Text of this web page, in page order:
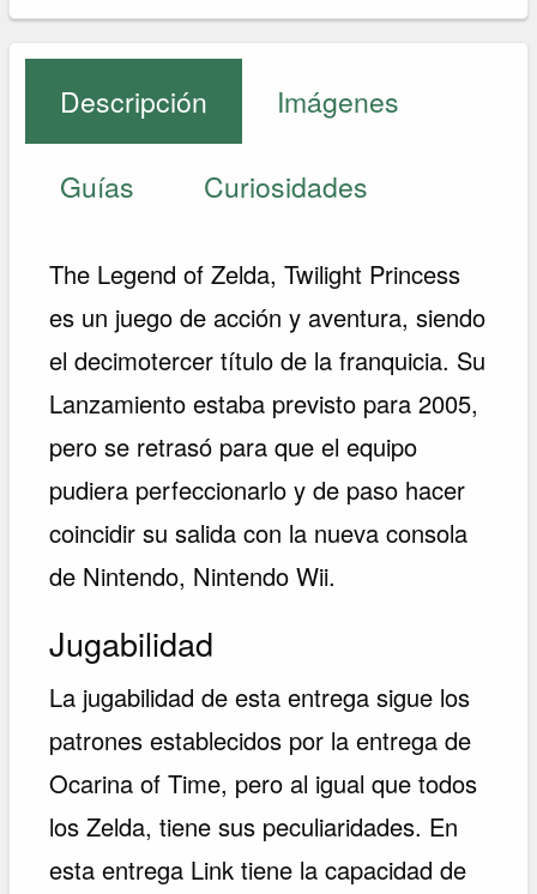
Descripción Imágenes
Guías Curiosidades
The Legend of Zelda, Twilight Princess
es un juego de acción y aventura, siendo
el decimotercer título de la franquicia. Su
Lanzamiento estaba previsto para 2005,
pero se retrasó para que el equipo
pudiera perfeccionarlo y de paso hacer
coincidir su salida con la nueva consola
de Nintendo, Nintendo Wii.
Jugabilidad
La jugabilidad de esta entrega sigue los
patrones establecidos por la entrega de
Ocarina of Time, pero al igual que todos
los Zelda, tiene sus peculiaridades. En
esta entrega Link tiene la capacidad de